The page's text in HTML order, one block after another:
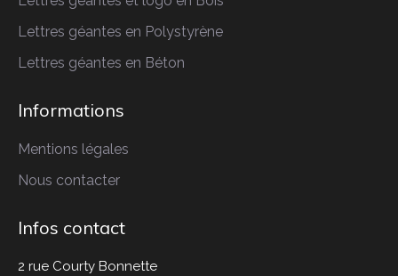
Lettres géantes en Polystyrène
Lettres géantes en Béton
Informations
Mentions légales
Nous contacter
Infos contact
2 rue Courty Bonnette